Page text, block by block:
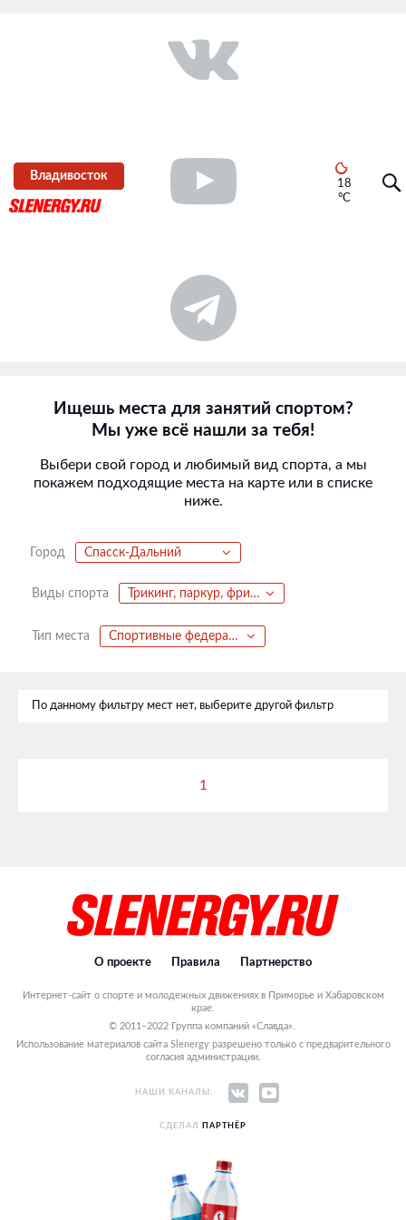
Владивосток
18
°C
Ищешь места для занятий спортом?
Мы уже всё нашли за тебя!
Выбери свой город и любимый вид спорта, а мы
покажем подходящие места на карте или в списке
ниже.
Город Спасск-Дальний
Виды спорта Трикинг, паркур, фриран, акрострит
Тип места Спортивные федерации
По данному фильтру мест нет, выберите другой фильтр
1
О проекте Правила Партнерство
Интернет-сайт о спорте и молодежных движениях в Приморье и Хабаровском
крае.
© 2011–2022 Группа компаний «Славда».
Использование материалов сайта Slenergy разрешено только с предварительного
согласия администрации.
НАШИ КАНАЛЫ:
СДЕЛАЛ ПАРТНЁР